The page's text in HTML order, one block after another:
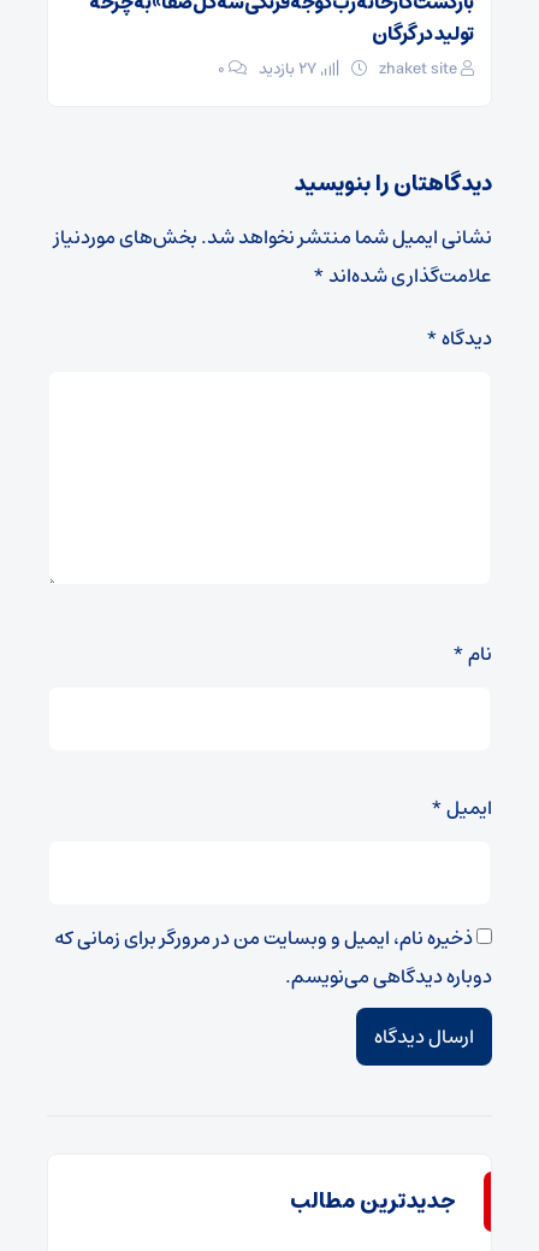
تولید در گرگان
zhaket site ۰
دیدگاهتان را بنویسید
نشانی ایمیل شما منتشر نخواهد شد.بخش‌های موردنیاز
علامت‌گذاری شده‌اند*
دیدگاه*
نام*
ایمیل*
ذخیره نام، ایمیل و وبسایت من در مرورگر برای زمانی که
دوباره دیدگاهی می‌نویسم.
جدیدترین مطالب